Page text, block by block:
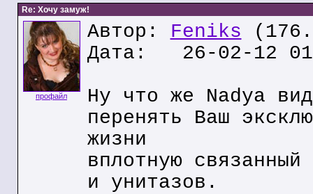
Re: Хочу замуж!
профайл
Автор: Feniks
Дата: 26-02-12
Ну что же Nadya
перенять Ваш
жизни
вплотную
и унитазов.